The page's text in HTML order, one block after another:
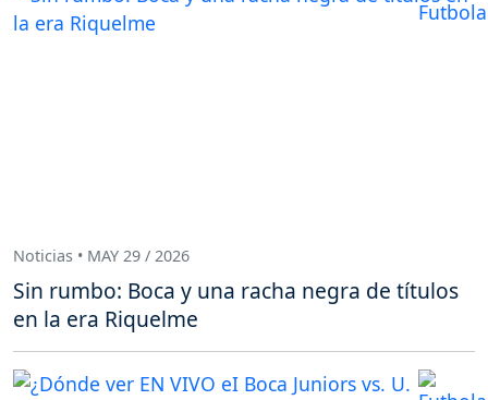
Noticias • MAY 29 / 2026
Sin rumbo: Boca y una racha negra de títulos
en la era Riquelme